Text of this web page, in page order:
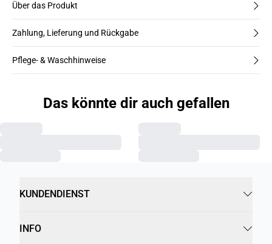
Über das Produkt
Zahlung, Lieferung und Rückgabe
Pflege- & Waschhinweise
Das könnte dir auch gefallen
KUNDENDIENST
INFO